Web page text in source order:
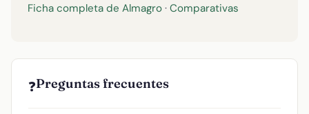
Ficha completa de Almagro · Comparativas
❓Preguntas frecuentes